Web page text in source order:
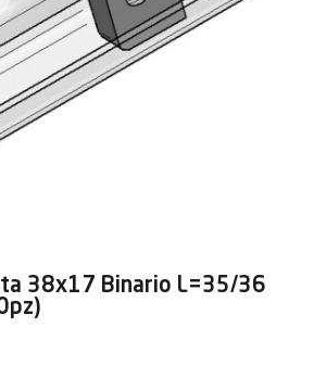
38x17 Binario L=35/36